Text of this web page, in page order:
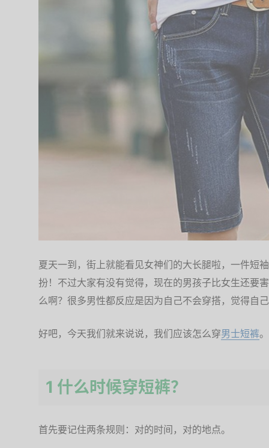
夏天一到，街上就能看见女神们的大长腿啦，一件短
扮！不过大家有没有觉得，现在的男孩子比女生还要
么啊？很多男性都反应是因为自己不会穿搭，觉得自
好吧，今天我们就来说说，我们应该怎么穿男士短裤。
1 什么时候穿短裤？
首先要记住两条规则：对的时间，对的地点。